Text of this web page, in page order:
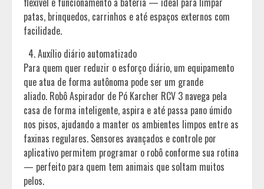
patas, brinquedos, carrinhos e até espaços externos com
facilidade.
Auxílio diário automatizado
Para quem quer reduzir o esforço diário, um equipamento
que atua de forma autônoma pode ser um grande
aliado. Robô Aspirador de Pó Karcher RCV 3 navega pela
casa de forma inteligente, aspira e até passa pano úmido
nos pisos, ajudando a manter os ambientes limpos entre as
faxinas regulares. Sensores avançados e controle por
aplicativo permitem programar o robô conforme sua rotina
— perfeito para quem tem animais que soltam muitos
pelos.